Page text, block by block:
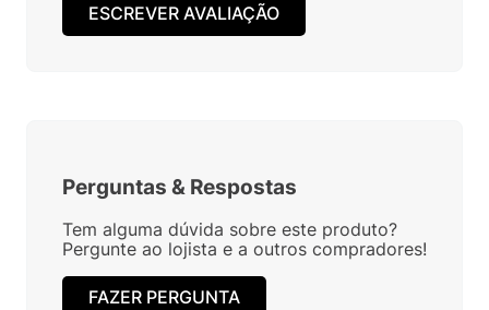
ESCREVER AVALIAÇÃO
Perguntas & Respostas
Tem alguma dúvida sobre este produto?
Pergunte ao lojista e a outros compradores!
FAZER PERGUNTA